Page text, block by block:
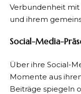
Verbundenheit
und ihrem
Social-Media-
Über ihre Social-
Momente aus
Beiträge spiegeln